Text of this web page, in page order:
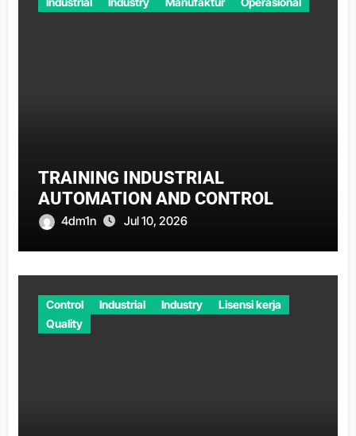
TRAINING INDUSTRIAL
AUTOMATION AND CONTROL
4dm1n Jul 10, 2026
Control Industrial Industry
Lisensi kerja
Quality